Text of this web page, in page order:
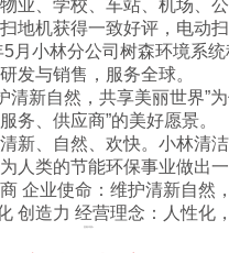
业、学校、车站、机场、
地机获得一致好评，电动
月小林分公司树森环境系
研发与销售，服务全球。
清新自然，共享美丽世界”
服务、供应商”的美好愿
新、自然、欢快。小林清
节能环保事业做出一份贡献。
核心
价值观：勇气 责任 信任感 国际化 创造